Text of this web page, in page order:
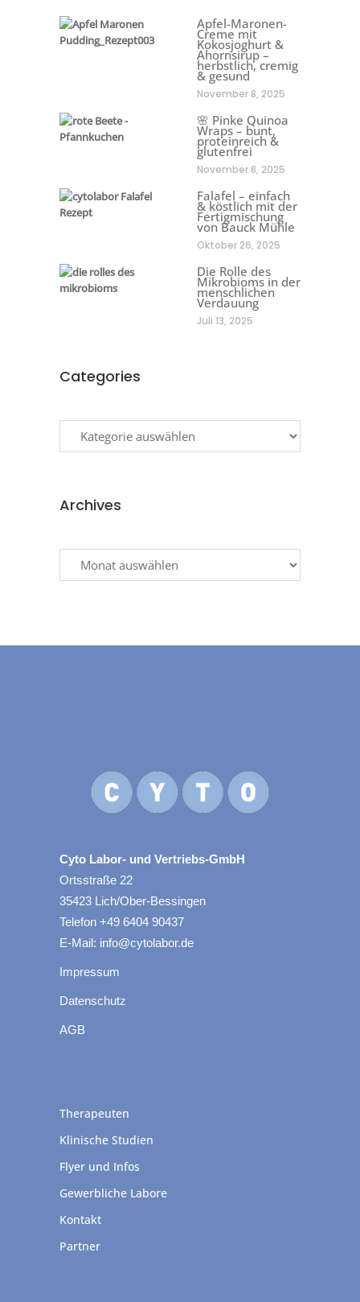
Apfel-Maronen-
Creme mit
Kokosjoghurt &
Ahornsirup –
herbstlich, cremig
& gesund
November 8, 2025
🌸 Pinke Quinoa
Wraps – bunt,
proteinreich &
glutenfrei
November 8, 2025
Falafel – einfach
& köstlich mit der
Fertigmischung
von Bauck Mühle
Oktober 26, 2025
Die Rolle des
Mikrobioms in der
menschlichen
Verdauung
Juli 13, 2025
Categories
Archives
Cyto Labor- und Vertriebs-GmbH
Ortsstraße 22
35423 Lich/Ober-Bessingen
Telefon +49 6404 90437
E-Mail: info@cytolabor.de
Impressum
Datenschutz
AGB
Therapeuten
Klinische Studien
Flyer und Infos
Gewerbliche Labore
Kontakt
Partner